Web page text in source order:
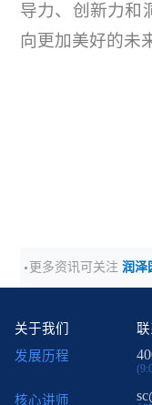
导力、创新力和
向更加美好的未
更多资讯可关注润泽
关于我们
发展历程
核心讲师
联